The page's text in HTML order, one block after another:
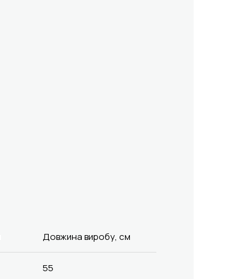
Довжина виробу, см
55